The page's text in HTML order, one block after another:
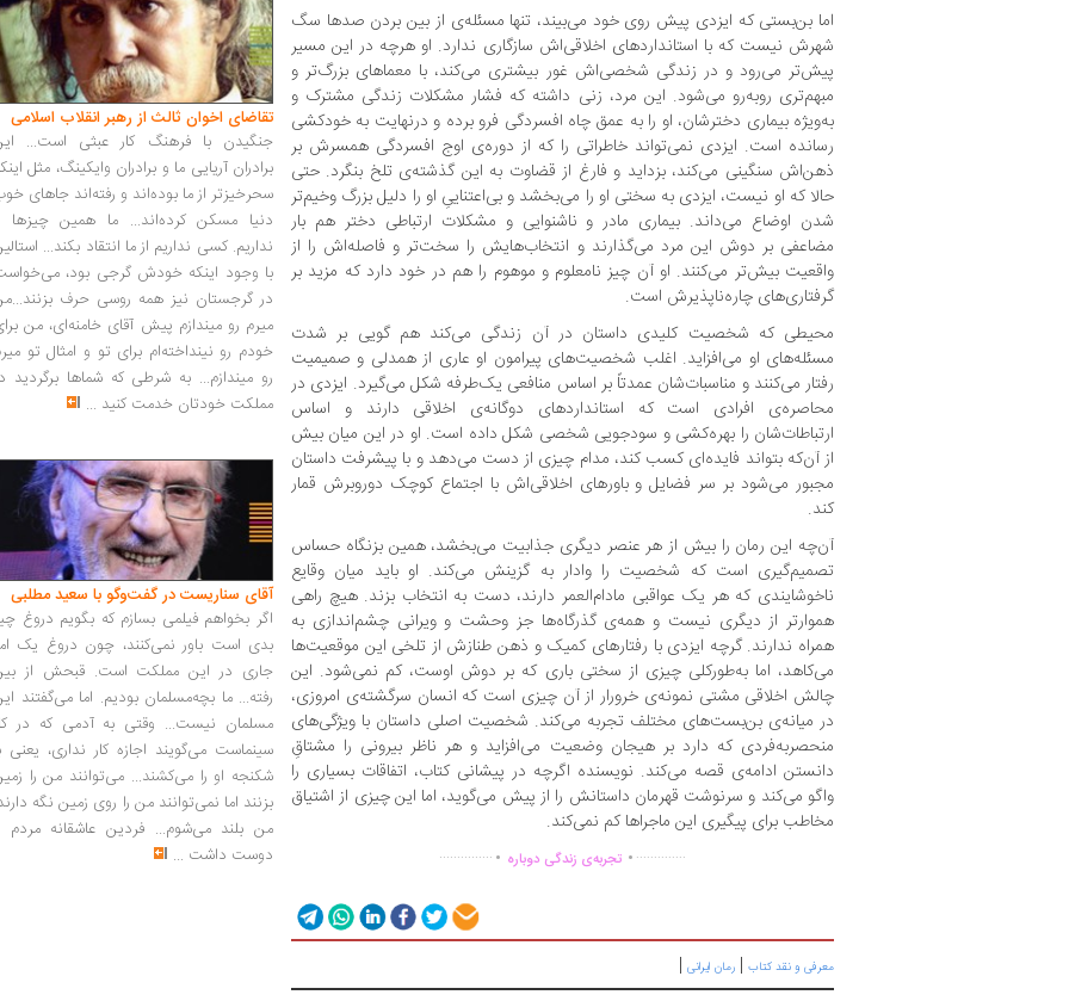
اما بن‌بستی که ایزدی پیش روی خود می‌بیند، تنها مسئله‌ی از بین بردن صدها سگ
شهرش نیست که با استانداردهای اخلاقی‌اش سازگاری ندارد. او هرچه در این مسیر
پیش‌تر می‌رود و در زندگی شخصی‌اش غور بیشتری می‌کند، با معماهای بزرگ‌تر و
مبهم‌تری روبه‌رو می‌شود. این مرد، زنی داشته که فشار مشکلات زندگی مشترک و
به‌ویژه بیماری دخترشان، او را به عمق چاه افسردگی فرو برده و درنهایت به خودکشی
رسانده است. ایزدی نمی‌تواند خاطراتی را که از دوره‌ی اوج افسردگی همسرش بر
ذهن‌اش سنگینی می‌کند، بزداید و فارغ از قضاوت به این گذشته‌ی تلخ بنگرد. حتی
حالا که او نیست، ایزدی به سختی او را می‌بخشد و بی‌اعتناییِ او را دلیل بزرگ وخیم‌تر
شدن اوضاع می‌داند. بیماری مادر و ناشنوایی و مشکلات ارتباطی دختر هم بار
مضاعفی بر دوش این مرد می‌گذارند و انتخاب‌هایش را سخت‌تر و فاصله‌اش را از
واقعیت بیش‌تر می‌کنند. او آن چیز نامعلوم و موهوم را هم در خود دارد که مزید بر
گرفتاری‌های چاره‌ناپذیرش است.
محیطی که شخصیت کلیدی داستان در آن زندگی می‌کند هم گویی بر شدت
مسئله‌های او می‌افزاید. اغلب شخصیت‌های پیرامون او عاری از همدلی و صمیمیت
رفتار می‌کنند و مناسبات‌شان عمدتاً بر اساس منافعی یک‌طرفه شکل می‌گیرد. ایزدی در
محاصره‌ی افرادی است که استانداردهای دوگانه‌ی اخلاقی دارند و اساس
ارتباطات‌شان را بهره‌کشی و سودجویی شخصی شکل داده است. او در این میان بیش
از آن‌که بتواند فایده‌ای کسب کند، مدام چیزی از دست می‌دهد و با پیشرفت داستان
مجبور می‌شود بر سر فضایل و باورهای اخلاقی‌اش با اجتماع کوچک دوروبرش قمار
کند.
آن‌چه این رمان را بیش از هر عنصر دیگری جذابیت می‌بخشد، همین بزنگاه حساس
تصمیم‌گیری است که شخصیت را وادار به گزینش می‌کند. او باید میان وقایع
ناخوشایندی که هر یک عواقبی مادام‌العمر دارند، دست به انتخاب بزند. هیچ راهی
هموارتر از دیگری نیست و همه‌ی گذرگاه‌ها جز وحشت و ویرانی چشم‌اندازی به
همراه ندارند. گرچه ایزدی با رفتارهای کمیک و ذهن طنازش از تلخی این موقعیت‌ها
می‌کاهد، اما به‌طورکلی چیزی از سختی باری که بر دوش اوست، کم نمی‌شود. این
چالش اخلاقی مشتی نمونه‌ی خرورار از آن‌ چیزی است که انسان سرگشته‌ی امروزی،
در میانه‌ی بن‌بست‌های مختلف تجربه می‌کند. شخصیت اصلی داستان با ویژگی‌های
منحصربه‌فردی که دارد بر هیجان وضعیت می‌افزاید و هر ناظر بیرونی را مشتاقِ
دانستن ادامه‌ی قصه می‌کند. نویسنده اگرچه در پیشانی کتاب، اتفاقات بسیاری را
واگو می‌کند و سرنوشت قهرمان داستانش را از پیش می‌گوید، اما این چیزی از اشتیاق
مخاطب برای پیگیری این ماجراها کم نمی‌کند.
............... . تجربه‌ی زندگی دوباره ...............
معرفی و نقد کتاب | رمان ایرانی |
تقاضای اخوان ثالث از رهبر انقلاب اسلامی
جنگیدن با فرهنگ کار عبثی است...
برادران آریایی ما و برادران وایکینگ، مثل
سحرخیزتر از ما بوده‌اند و رفته‌اند جاهای
دنیا مسکن کرده‌اند... ما همین چیزها
نداریم. کسی نداریم از ما انتقاد بکند...
با وجود اینکه خودش گرجی بود،
در گرجستان نیز همه روسی حرف
میرم رو میندازم پیش آقای خامنه‌ای، من
خودم رو نینداخته‌ام برای تو و امثال تو
رو میندازم... به شرطی که شماها برگردید
مملکت خودتان خدمت کنید ...
آقای سناریست در گفت‌وگو با سعید مطلبی
اگر بخواهم فیلمی بسازم که بگویم دروغ
بدی است باور نمی‌کنند، چون دروغ یک
جاری در این مملکت است. قبحش از
رفته... ما بچه‌مسلمان بودیم. اما می‌گفتند
مسلمان نیست... وقتی به آدمی که در
سینماست می‌گویند اجازه کار نداری، یعنی
شکنجه او را می‌کشند... می‌توانند من را
بزنند اما نمی‌توانند من را روی زمین نگه
من بلند می‌شوم... فردین عاشقانه مردم
دوست داشت ...